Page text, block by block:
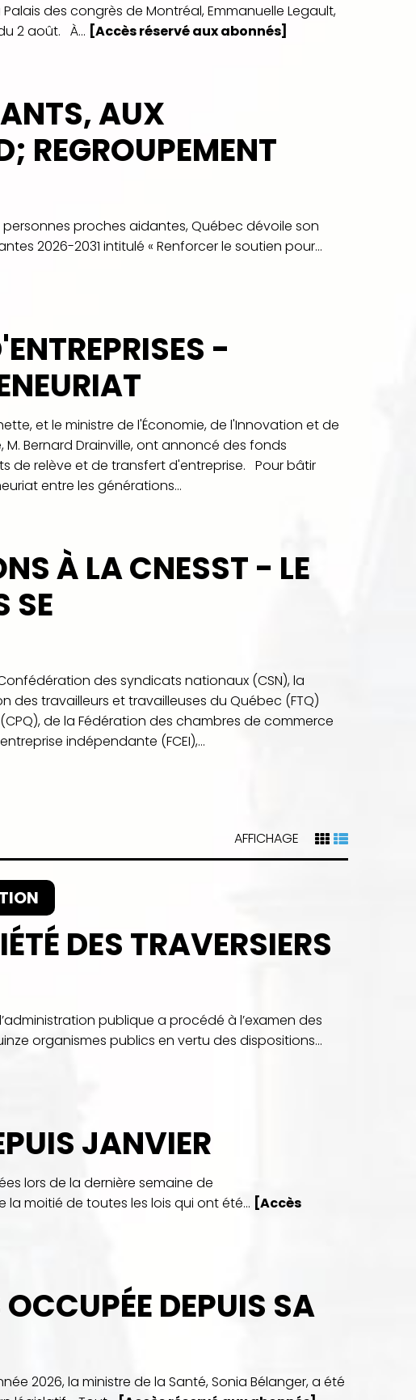
des congrès de Montréal, Emmanuelle Legault,
2 août. À... [Accès réservé aux abonnés]
AUX
REGROUPEMENT
proches aidantes, Québec dévoile son
2026-2031 intitulé « Renforcer le soutien pour...
-
et le ministre de l'Économie, de l'Innovation et de
Bernard Drainville, ont annoncé des fonds
de relève et de transfert d'entreprise. Pour bâtir
entre les générations...
À LA CNESST - LE
SE
des syndicats nationaux (CSN), la
des travailleurs et travailleuses du Québec (FTQ)
de la Fédération des chambres de commerce
indépendante (FCEI),...
AFFICHAGE
DES TRAVERSIERS
publique a procédé à l’examen des
organismes publics en vertu des dispositions...
JANVIER
lors de la dernière semaine de
moitié de toutes les lois qui ont été... [Accès
DEPUIS SA
2026, la ministre de la Santé, Sonia Bélanger, a été